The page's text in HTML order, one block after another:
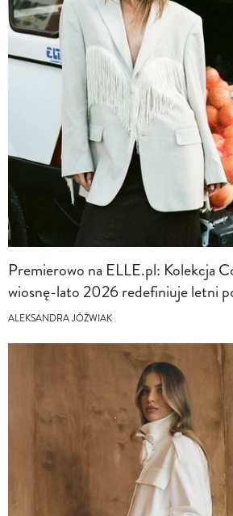
Premierowo na ELLE.pl: Kolekcja
wiosnę-lato 2026 redefiniuje letni
ALEKSANDRA JÓŹWIAK